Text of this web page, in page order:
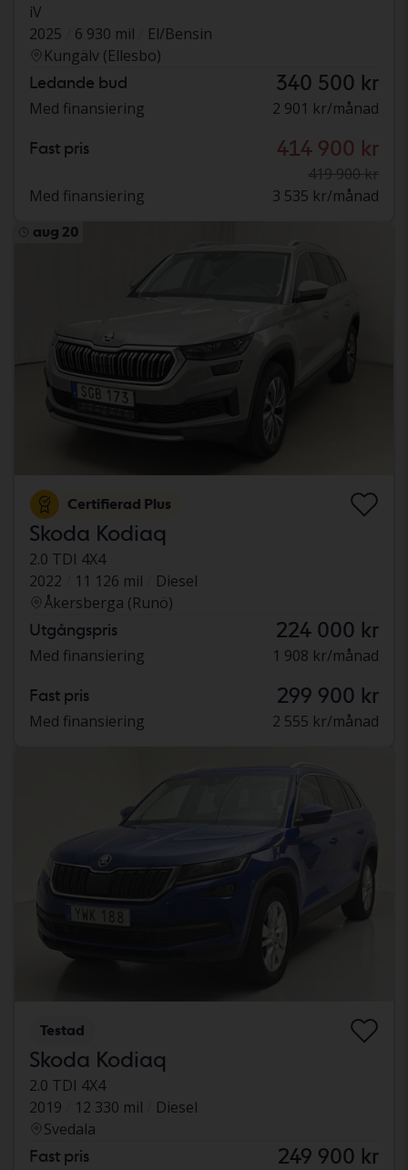
iV
2025
6 930 mil
El/Bensin
Kungälv (Ellesbo)
Ledande bud 340 500 kr
Med finansiering 2 901 kr/månad
Fast pris 414 900 kr
419 900 kr
Med finansiering
3 535 kr/månad
aug 20
Certifierad Plus
Skoda Kodiaq
2.0 TDI 4X4
2022
11 126 mil
Diesel
Åkersberga (Runö)
Utgångspris 224 000 kr
Med finansiering 1 908 kr/månad
Fast pris 299 900 kr
Med finansiering 2 555 kr/månad
Testad
Skoda Kodiaq
2.0 TDI 4X4
2019
12 330 mil
Diesel
Svedala
Fast pris 249 900 kr